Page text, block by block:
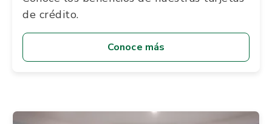
de crédito.
Conoce más